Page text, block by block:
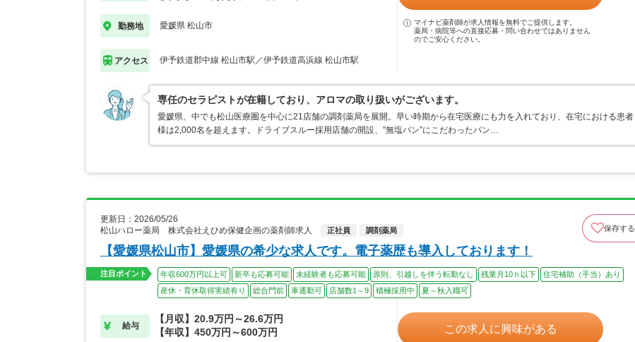
勤務地 愛媛県 松山市
アクセス 伊予鉄道郡中線 松山市駅／伊予鉄道高浜線 松山市駅
マイナビ薬剤師が求人情報を無料でご提供します。
薬局・病院等への直接応募・問い合わせではありません
のでご安心ください。
専任のセラピストが在籍しており、アロマの取り扱いがございます。
愛媛県、中でも松山医療圏を中心に21店舗の調剤薬局を展開。早い時期から在宅医療にも力を入れており、在宅における患者
様は2,000名を超えます。ドライブスルー採用店舗の開設、”無塩パン”にこだわったパン…
更新日：2026/05/26
松山ハロー薬局 株式会社えひめ保健企画の薬剤師求人
正社員 調剤薬局 保存する
【愛媛県松山市】愛媛県の希少な求人です。電子薬歴も導入しております！
注目ポイント 年収600万円以上可 新卒も応募可能 未経験者も応募可能 原則、引越しを伴う転勤なし 残業月10ｈ以下
住宅補助（手当）あり
産休・育休取得実績有り
総合門前 車通勤可 店舗数1～9 積極採用中 夏～秋入職可
給与
【月収】20.9万円～26.6万円
【年収】450万円～600万円
この求人に興味がある